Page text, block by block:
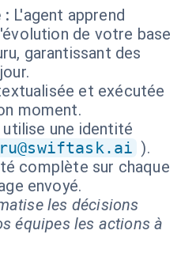
: L'agent apprend
de votre base
garantissant des
et exécutée
moment.
une identité
).
complète sur chaque
envoyé.
les décisions
équipes les actions à